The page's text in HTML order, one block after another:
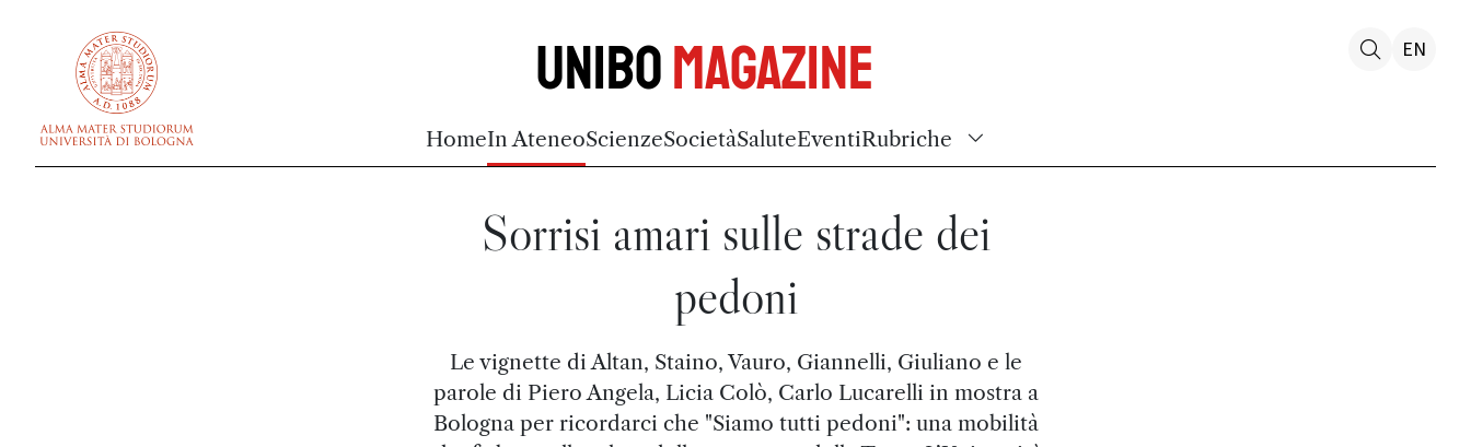
UniboMagazine
HomeIn AteneoScienzeSocietàSaluteEventiRubriche
EN
Sorrisi amari sulle strade dei
pedoni
Le vignette di Altan, Staino, Vauro, Giannelli, Giuliano e le
parole di Piero Angela, Licia Colò, Carlo Lucarelli in mostra a
Bologna per ricordarci che "Siamo tutti pedoni": una mobilità